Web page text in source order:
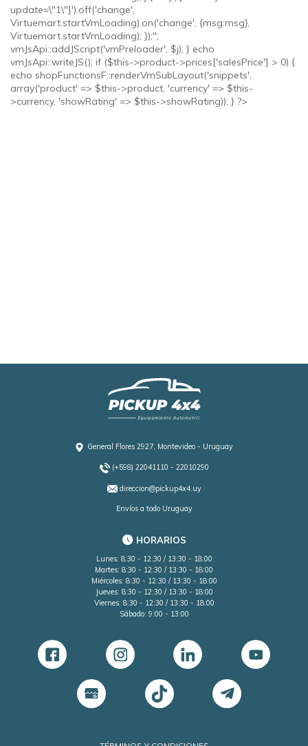
update=\"1\"]').off('change',
Virtuemart.startVmLoading).on('change', {msg:msg},
Virtuemart.startVmLoading); });";
vmJsApi::addJScript('vmPreloader', $j); } echo
vmJsApi::writeJS(); if ($this->product->prices['salesPrice'] > 0) {
echo shopFunctionsF::renderVmSubLayout('snippets',
array('product' => $this->product, 'currency' => $this-
>currency, 'showRating' => $this->showRating)); } ?>
General Flores 2927, Montevideo - Uruguay
(+598) 22041110 - 22010290
direccion@pickup4x4.uy
Envíos a todo Uruguay
HORARIOS
Lunes: 8:30 - 12:30 / 13:30 - 18:00
Martes: 8:30 - 12:30 / 13:30 - 18:00
Miércoles: 8:30 - 12:30 / 13:30 - 18:00
Jueves: 8:30 - 12:30 / 13:30 - 18:00
Viernes: 8:30 - 12:30 / 13:30 - 18:00
Sábado: 9:00 - 13:00